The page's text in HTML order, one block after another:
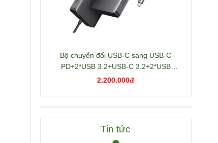
Bộ chuyển đổi USB-C sang USB-C
PD+2*USB 3.2+USB-C 3.2+2*USB
3.0+RJ45+2*HDMI+DP+SD/TF+3.5mm
2.200.000đ
Tin tức